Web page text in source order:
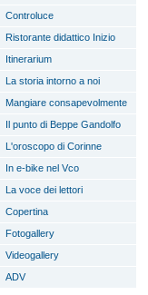
Controluce
Ristorante didattico Inizio
Itinerarium
La storia intorno a noi
Mangiare consapevolmente
Il punto di Beppe Gandolfo
L'oroscopo di Corinne
In e-bike nel Vco
La voce dei lettori
Copertina
Fotogallery
Videogallery
ADV